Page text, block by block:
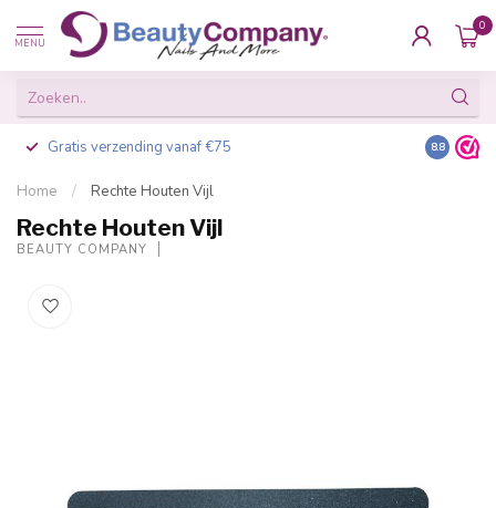
MENU
0
Gratis verzending vanaf €75 Besteld
8.8
Home / Rechte Houten Vijl
Rechte Houten Vijl
BEAUTY COMPANY